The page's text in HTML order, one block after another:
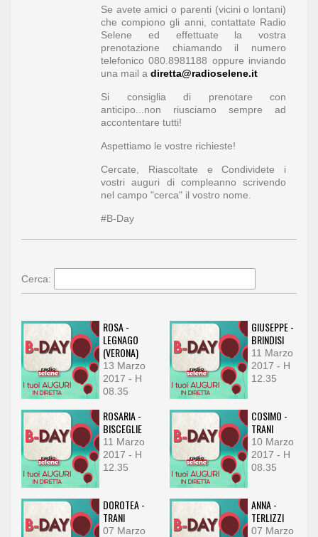
Se avete amici o parenti (vicini o lontani)
che compiono gli anni, contattate Radio
Selene ed effettuate la vostra
prenotazione chiamando il numero
telefonico 080.8981188 oppure inviando
una mail a diretta@radioselene.it
Si consiglia di prenotare con
anticipo...non riusciamo sempre ad
accontentare tutti!
Aspettiamo le vostre richieste!
Cercate, Riascoltate e Condividete i
vostri auguri di compleanno scrivendo
nel campo "cerca" il vostro nome.
#B-Day
Cerca:
ROSA -
LEGNAGO
(VERONA)
13 Marzo
2017 - H
08.35
GIUSEPPE -
BRINDISI
11 Marzo
2017 - H
12.35
ROSARIA -
BISCEGLIE
11 Marzo
2017 - H
12.35
COSIMO -
TRANI
10 Marzo
2017 - H
08.35
DOROTEA -
TRANI
07 Marzo
ANNA -
TERLIZZI
07 Marzo